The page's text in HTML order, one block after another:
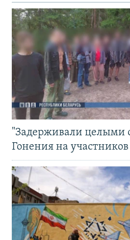
"Задерживали целыми
Гонения на